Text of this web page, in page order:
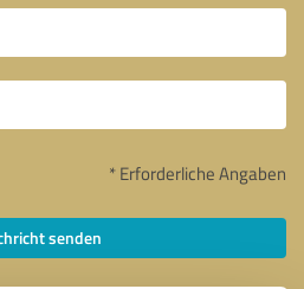
* Erforderliche Angaben
senden